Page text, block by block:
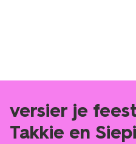
versier je
Takkie en